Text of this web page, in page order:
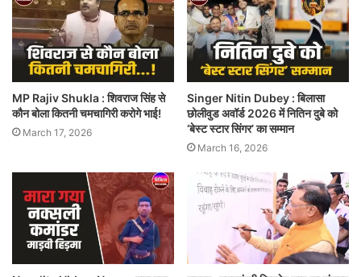
MP Rajiv Shukla : शिवराज सिंह से
कौन बोला कितनी चमचागिरी करोगे भाई!
March 17, 2026
Singer Nitin Dubey : बिलासा
छोलीवुड अवॉर्ड 2026 में नितिन दुबे को
‘बेस्ट स्टार सिंगर’ का सम्मान
March 16, 2026